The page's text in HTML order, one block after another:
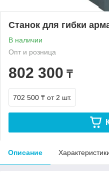
Станок для гибки
В наличии
Опт и розница
802 300 ₸
702 500 ₸ от 2 шт.
Описание